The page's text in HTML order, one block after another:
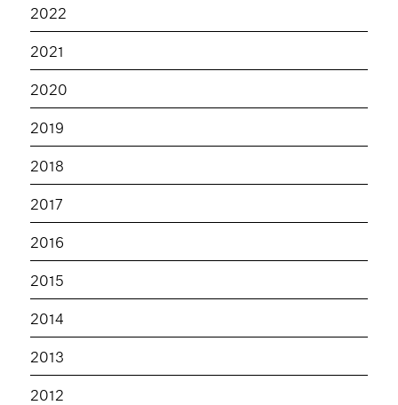
2022
2021
2020
2019
2018
2017
2016
2015
2014
2013
2012